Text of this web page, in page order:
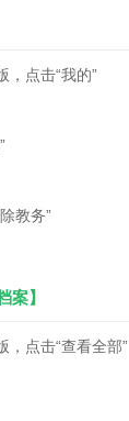
点击“我的”
教务”
案】
点击“查看全部”